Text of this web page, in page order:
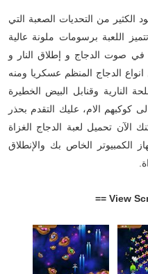
الكثير من التحديات الصعبة التي
اللعبة برسومات ملونة عالية
في صوت الدجاج و إطلاق النار و
الدجاج المنظم عسكريا ومنه
النارية وقنابل البيض الخطيرة
الام، عليك التقدم بحذر
الآن تحميل لعبة الدجاج الغزاة
الكمبيوتر الخاص بك والإنطلاق